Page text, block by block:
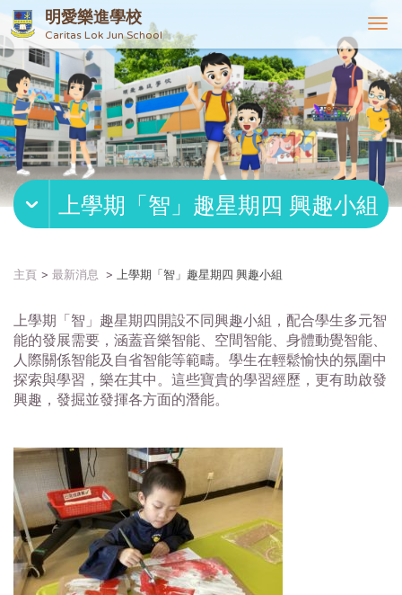
明愛樂進學校
Caritas Lok Jun School
T
o
g
g
l
e
n
v
g
n
上學期「智」趣星期四 興趣小組
主頁 最新消息 上學期「智」趣星期四 興趣小組
上學期「智」趣星期四開設不同興趣小組，配合學生多元智
能的發展需要，涵蓋音樂智能、空間智能、身體動覺智能、
人際關係智能及自省智能等範疇。學生在輕鬆愉快的氛圍中
探索與學習，樂在其中。這些寶貴的學習經歷，更有助啟發
興趣，發掘並發揮各方面的潛能。